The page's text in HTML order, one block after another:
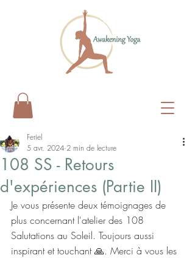
108 SS - Retours
d'expériences (Partie II)
Feriel
5 avr. 2024 2 min de lecture
Je vous présente deux témoignages de
plus concernant l'atelier des 108
Salutations au Soleil. Toujours aussi
inspirant et touchant 🙏. Merci à vous les